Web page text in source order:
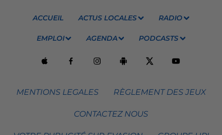
ACCUEIL ACTUS LOCALES RADIO
EMPLOI AGENDA PODCASTS
MENTIONS LEGALES RÈGLEMENT DES JEUX
CONTACTEZ NOUS